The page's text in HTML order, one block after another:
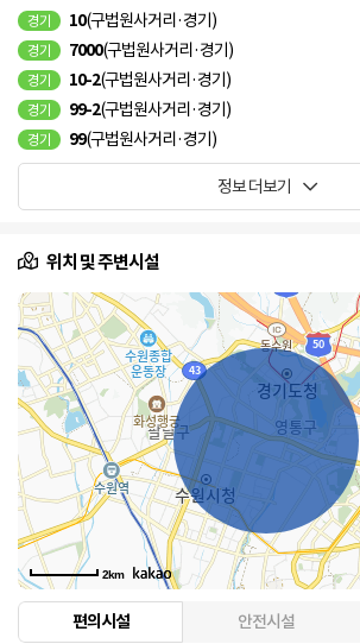
경기 10(구법원사거리·경기)
경기 7000(구법원사거리·경기)
경기 10-2(구법원사거리·경기)
경기 99-2(구법원사거리·경기)
경기 99(구법원사거리·경기)
정보 더보기
위치 및 주변시설
2km
편의시설 안전시설